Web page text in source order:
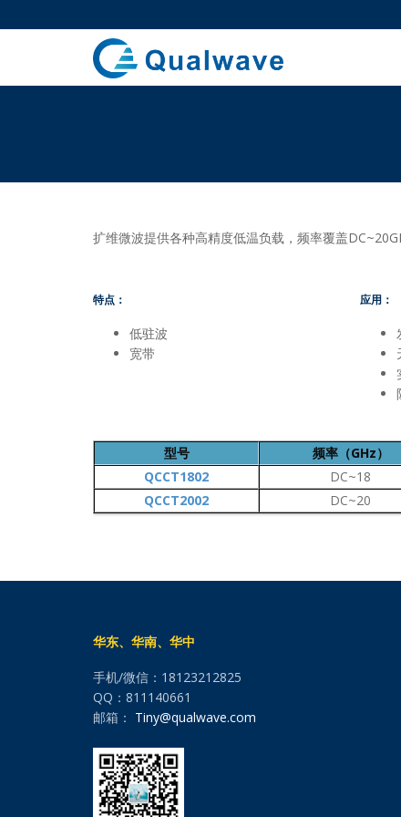
扩维微波提供各种高精度低温负载，频率覆盖
特点：
低驻波
宽带
应用：
型号 频率（GHz）
QCCT1802
DC~18
QCCT2002
DC~20
华东、华南、华中
手机/微信：18123212825
QQ：811140661
邮箱： Tiny@qualwave.com